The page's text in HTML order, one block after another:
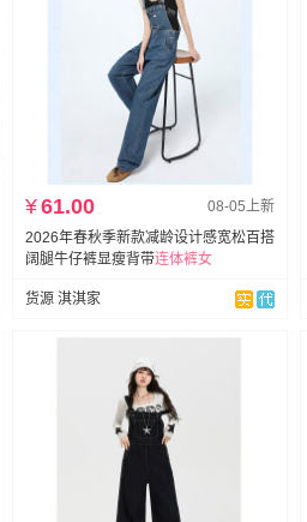
08-05上新
¥61.00
2026年春秋季新款减龄设计感宽松百搭
阔腿牛仔裤显瘦背带连体裤女
货源 淇淇家